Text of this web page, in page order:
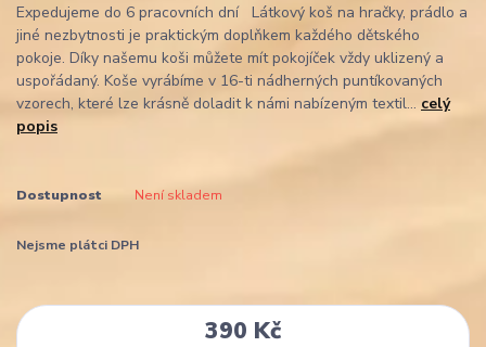
Expedujeme do 6 pracovních dní Látkový koš na hračky, prádlo a
jiné nezbytnosti je praktickým doplňkem každého dětského
pokoje. Díky našemu koši můžete mít pokojíček vždy uklizený a
uspořádaný. Koše vyrábíme v 16-ti nádherných puntíkovaných
vzorech, které lze krásně doladit k námi nabízeným textil... celý
popis
Dostupnost Není skladem
Nejsme plátci DPH
390 Kč